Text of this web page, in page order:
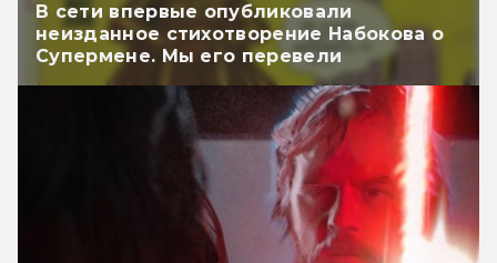
В сети впервые опубликовали
неизданное стихотворение Набокова о
Супермене. Мы его перевели